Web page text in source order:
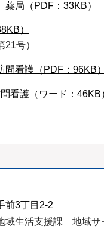
薬局（PDF：33KB）
）
号）
問看護（PDF：96KB）
看護（ワード：46KB
前3丁目2-2
生活支援課 地域サ